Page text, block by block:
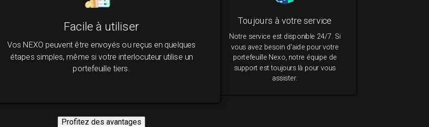
Facile à utiliser
Vos NEXO peuvent être envoyés ou reçus en quelques
étapes simples, même si votre interlocuteur utilise un
portefeuille tiers.
Toujours à votre service
Notre service est disponible 24/7. Si
vous avez besoin d'aide pour votre
portefeuille Nexo, notre équipe de
support est toujours là pour vous
assister.
Profitez des avantages